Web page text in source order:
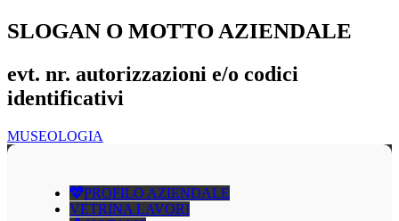
SLOGAN O MOTTO AZIENDALE
evt. nr. autorizzazioni e/o codici
identificativi
MUSEOLOGIA
PROFILO AZIENDALE
VETRINA LAVORI